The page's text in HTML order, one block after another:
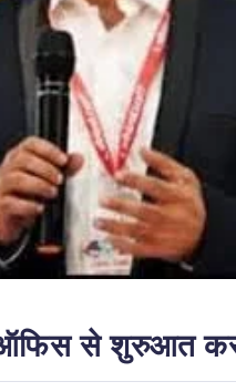
ऑफिस से शुरुआत